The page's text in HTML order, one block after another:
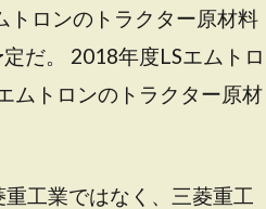
トロンのトラクター原材料
だ。 2018年度LSエムトロ
ムトロンのトラクター原材
工業ではなく、三菱重工